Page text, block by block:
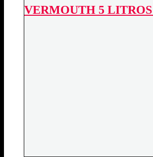
VERMOUTH 5